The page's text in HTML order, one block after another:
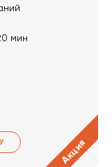
мин
Акция